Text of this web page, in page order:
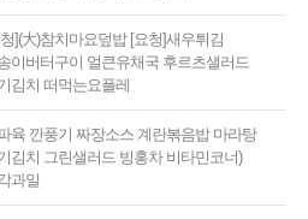
](大)참치마요덮밥 [요청]새우튀김
이버터구이 얼큰유채국 후르츠샐러드
김치 떠먹는요플레
육 깐풍기 짜장소스 계란볶음밥 마라탕
김치 그린샐러드 빙홍차 비타민코너)
과일